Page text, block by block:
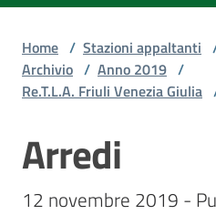
Accesso
appaltanti
Home / Stazioni appaltanti
Archivio / Anno 2019 /
Re.T.L.A. Friuli Venezia Giulia
Salta al contenuto
Arredi
12 novembre 2019 -